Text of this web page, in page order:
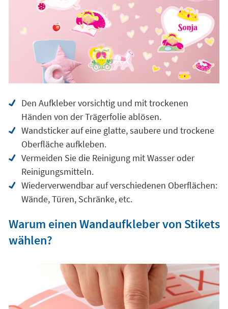
Den Aufkleber vorsichtig und mit trockenen
Händen von der Trägerfolie ablösen.
Wandsticker auf eine glatte, saubere und trockene
Oberfläche aufkleben.
Vermeiden Sie die Reinigung mit Wasser oder
Reinigungsmitteln.
Wiederverwendbar auf verschiedenen Oberflächen:
Wände, Türen, Schränke, etc.
Warum einen Wandaufkleber von Stikets
wählen?